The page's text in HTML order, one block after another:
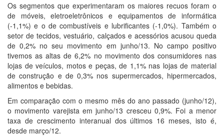
Os segmentos que experimentaram os maiores recuos foram o
de móveis, eletroeletrônicos e equipamentos de informática
(-1,1%) e o de combustíveis e lubrificantes (-1,0%). Também o
setor de tecidos, vestuário, calçados e acessórios acusou queda
de 0,2% no seu movimento em junho/13. No campo positivo
tivemos as altas de 6,2% no movimento dos consumidores nas
lojas de veículos, motos e peças, de 1,1% nas lojas de material
de construção e de 0,3% nos supermercados, hipermercados,
alimentos e bebidas.
Em comparação com o mesmo mês do ano passado (junho/12),
o movimento varejista em junho/13 cresceu 0,9%. Foi a menor
taxa de crescimento interanual dos últimos 16 meses, isto é,
desde março/12.